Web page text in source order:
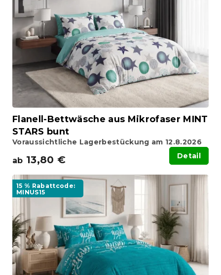
e
n
go
u
eFlanell-Bettwäsche aus Mikrofaser MINT
STARS bunt
Voraussichtliche Lagerbestückung am 12.8.2026
ab 13,80 € Detail
15 % Rabattcode:
MINUS15